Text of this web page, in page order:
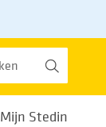
Mijn Stedin